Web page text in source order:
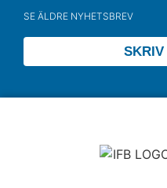
SE ÄLDRE NYHETSBREV
SKRIV